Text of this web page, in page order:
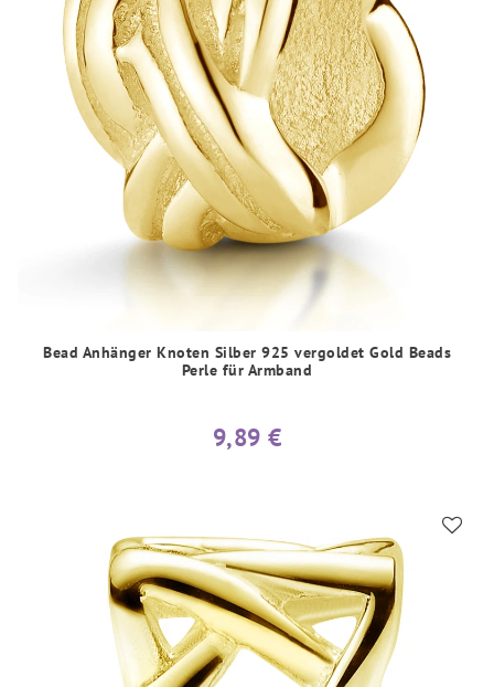
Bead Anhänger Knoten Silber 925 vergoldet Gold Beads
Perle für Armband
9,89 €